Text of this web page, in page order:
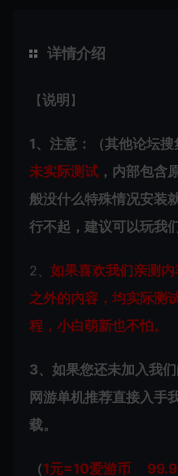
详情介绍
【说明 】
1、注意：（其他论坛搜
未实际测试 ，内部包含
般没什么特殊情况安装
行不起，建议可以玩我
2、 如果喜欢我们亲测
之外的内容，均实际测
程，小白萌新也不怕。
3、如果您还未加入我
网游单机推荐直接入手
载。
（1元=10爱游币 99.9